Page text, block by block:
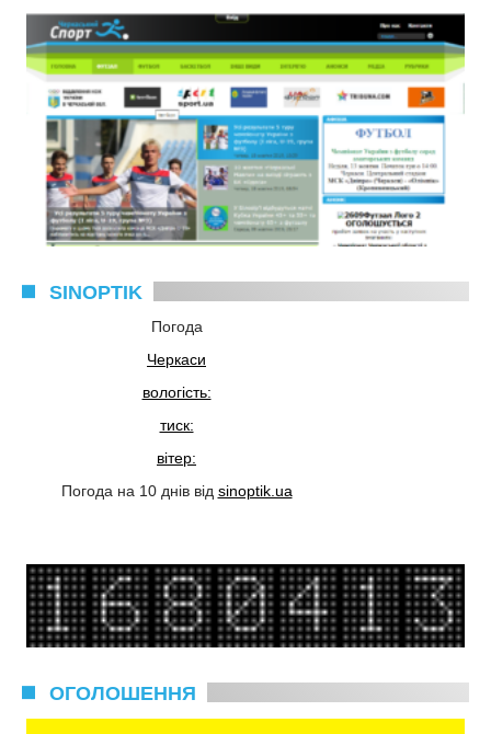
SINOPTIK
Погода
Черкаси
вологість:
тиск:
вітер:
Погода на 10 днів від sinoptik.ua
ОГОЛОШЕННЯ